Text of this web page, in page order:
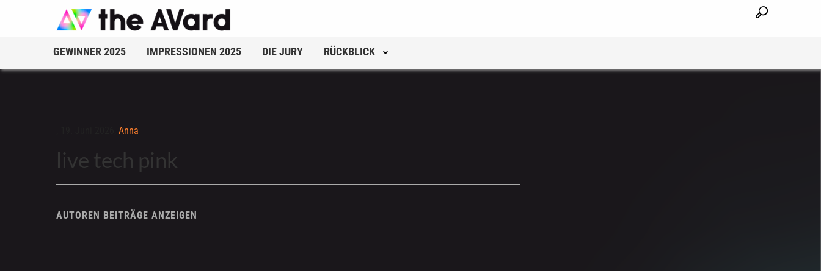
GEWINNER 2025 IMPRESSIONEN 2025 DIE JURY RÜCKBLICK
Anna
live tech pink
AUTOREN BEITRÄGE ANZEIGEN